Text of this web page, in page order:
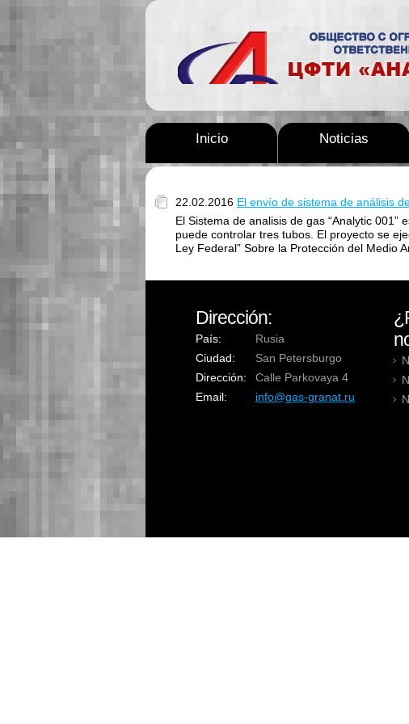
Inicio Noticias
22.02.2016 El envío de sistema de análisis
El Sistema de analisis de gas “Analytic
puede controlar tres tubos. El proyecto se
Ley Federal” Sobre la Protección del Medio
Dirección:
País:
Rusia
Ciudad:
San Petersburgo
Dirección:
Calle Parkovaya 4
Email:
info@gas-granat.ru